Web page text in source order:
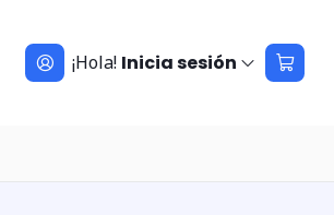
¡Hola! Inicia sesión